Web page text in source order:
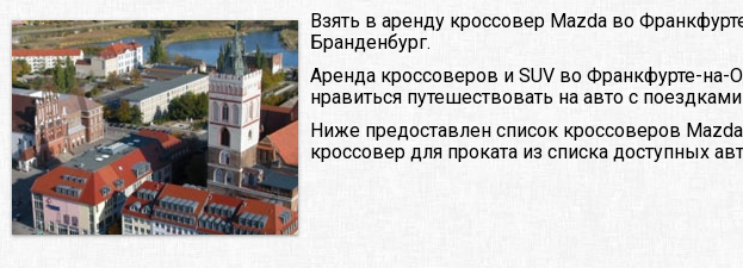
Взять в аренду кроссовер Mazda во
Бранденбург.
Аренда кроссоверов и SUV во Франкфурте-
нравиться путешествовать на авто с
Ниже предоставлен список кроссоверов
кроссовер для проката из списка доступных